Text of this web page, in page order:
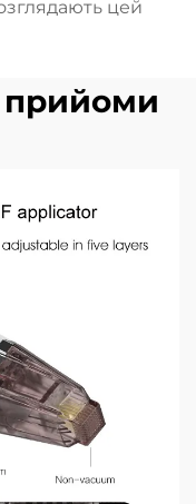
цей
прийоми